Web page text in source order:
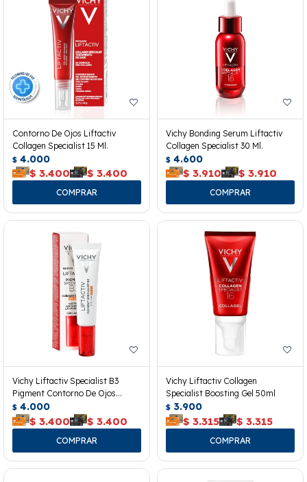
Contorno De Ojos Liftactiv
Collagen Specialist 15 Ml.
$ 4.000
$ 3.400 $ 3.400
Vichy Bonding Serum Liftactiv
Collagen Specialist 30 Ml.
$ 4.600
$ 3.910 $ 3.910
Vichy Liftactiv Specialist B3
Pigment Contorno De Ojos
Spf50+
$ 4.000
$ 3.400 $ 3.400
Vichy Liftactiv Collagen
Specialist Boosting Gel 50ml
$ 3.900
$ 3.315 $ 3.315